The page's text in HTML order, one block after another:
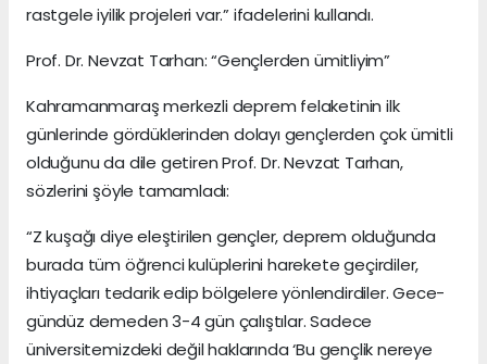
rastgele iyilik projeleri var.” ifadelerini kullandı.
Prof. Dr. Nevzat Tarhan: “Gençlerden ümitliyim”
Kahramanmaraş merkezli deprem felaketinin ilk
günlerinde gördüklerinden dolayı gençlerden çok ümitli
olduğunu da dile getiren Prof. Dr. Nevzat Tarhan,
sözlerini şöyle tamamladı:
“Z kuşağı diye eleştirilen gençler, deprem olduğunda
burada tüm öğrenci kulüplerini harekete geçirdiler,
ihtiyaçları tedarik edip bölgelere yönlendirdiler. Gece-
gündüz demeden 3-4 gün çalıştılar. Sadece
üniversitemizdeki değil haklarında ‘Bu gençlik nereye